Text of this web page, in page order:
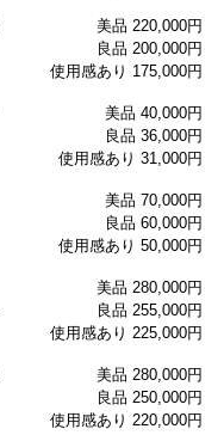
美品 220,000円
良品 200,000円
使用感あり 175,000円
美品 40,000円
良品 36,000円
使用感あり 31,000円
美品 70,000円
良品 60,000円
使用感あり 50,000円
美品 280,000円
良品 255,000円
使用感あり 225,000円
美品 280,000円
良品 250,000円
使用感あり 220,000円